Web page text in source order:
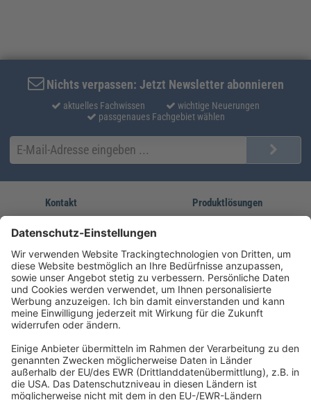
Nichts verpassen: Jetzt Newsletter abonnieren
aktuelles Fachwissen
wichtige Neuerungen
passgenaues Fachgebiet wählen
Kontakt
service@forum-verlag.com
Mo-Do 07:30 - 17:00 Uhr
Fr 07:30 - 15:00 Uhr
Produktlösungen
Unsere Marken
Folgen Sie uns